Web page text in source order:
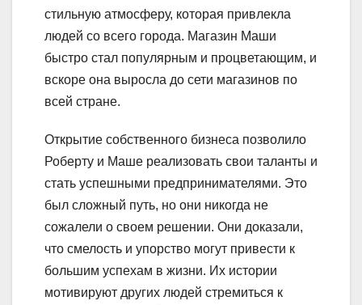
стильную атмосферу, которая привлекла
людей со всего города. Магазин Маши
быстро стал популярным и процветающим, и
вскоре она выросла до сети магазинов по
всей стране.
Открытие собственного бизнеса позволило
Роберту и Маше реализовать свои таланты и
стать успешными предпринимателями. Это
был сложный путь, но они никогда не
сожалели о своем решении. Они доказали,
что смелость и упорство могут привести к
большим успехам в жизни. Их истории
мотивируют других людей стремиться к